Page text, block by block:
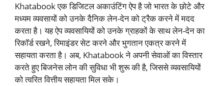
Khatabook एक डिजिटल अकाउंटिंग ऐप है जो भारत के छोटे और
मध्यम व्यवसायों को उनके दैनिक लेन-देन को ट्रैक करने में मदद
करता है। यह ऐप व्यवसायियों को उनके ग्राहकों के साथ लेन-देन का
रिकॉर्ड रखने, रिमाइंडर सेट करने और भुगतान एकत्र करने में
सहायता करता है। अब, Khatabook ने अपनी सेवाओं का विस्तार
करते हुए बिजनेस लोन की सुविधा भी शुरू की है, जिससे व्यवसायियों
को त्वरित वित्तीय सहायता मिल सके।